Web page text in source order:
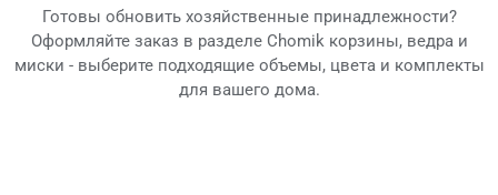
Готовы обновить хозяйственные принадлежности?
Оформляйте заказ в разделе Chomik корзины, ведра и
миски - выберите подходящие объемы, цвета и комплекты
для вашего дома.